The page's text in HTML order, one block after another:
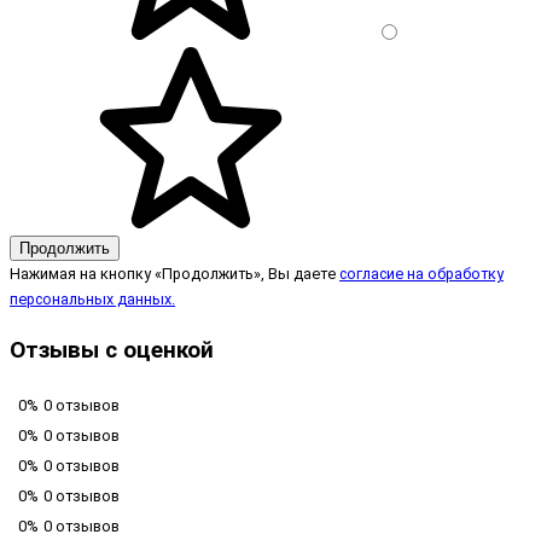
Продолжить
Нажимая на кнопку «Продолжить», Вы даете согласие на обработку
персональных данных.
Отзывы с оценкой
0% 0 отзывов
0% 0 отзывов
0% 0 отзывов
0% 0 отзывов
0% 0 отзывов